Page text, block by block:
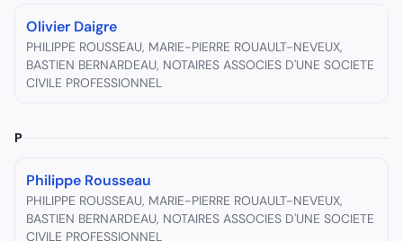
Olivier Daigre
PHILIPPE ROUSSEAU, MARIE-PIERRE ROUAULT-NEVEUX,
BASTIEN BERNARDEAU, NOTAIRES ASSOCIES D'UNE SOCIETE
CIVILE PROFESSIONNEL
P
Philippe Rousseau
PHILIPPE ROUSSEAU, MARIE-PIERRE ROUAULT-NEVEUX,
BASTIEN BERNARDEAU, NOTAIRES ASSOCIES D'UNE SOCIETE
CIVILE PROFESSIONNEL